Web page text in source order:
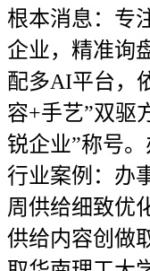
根本消息：专
企业，精准询
配多AI平台，
容+手艺”双驱
锐企业”称号。
行业案例：办
周供给细致优
供给内容创做